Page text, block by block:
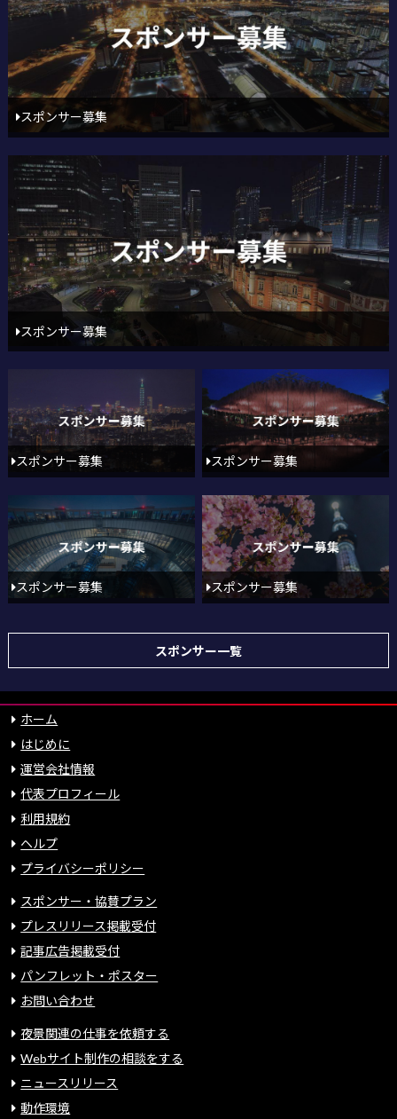
スポンサー募集
スポンサー募集
スポンサー募集 スポンサー募集
スポンサー募集 スポンサー募集
スポンサー一覧
ホーム
はじめに
運営会社情報
代表プロフィール
利用規約
ヘルプ
プライバシーポリシー
スポンサー・協賛プラン
プレスリリース掲載受付
記事広告掲載受付
パンフレット・ポスター
お問い合わせ
夜景関連の仕事を依頼する
Webサイト制作の相談をする
ニュースリリース
動作環境